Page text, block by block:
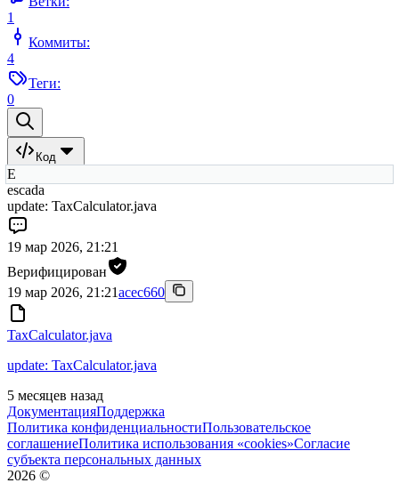
1
Коммиты:
4
Теги:
0
Код
E
escada
update: TaxCalculator.java
19 мар 2026, 21:21
Верифицирован
19 мар 2026, 21:21acec660
TaxCalculator.java
update: TaxCalculator.java
5 месяцев назад
ДокументацияПоддержка
Политика конфиденциальностиПользовательское
соглашениеПолитика использования «cookies»Согласие
субъекта персональных данных
2026 ©